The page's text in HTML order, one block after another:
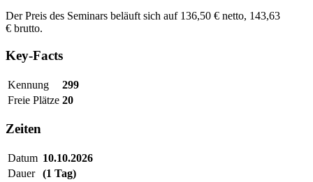
Der Preis des Seminars beläuft sich auf 136,50 € netto, 143,63
€ brutto.
Key-Facts
Kennung
299
Freie Plätze 20
Zeiten
Datum 10.10.2026
Dauer
(1 Tag)